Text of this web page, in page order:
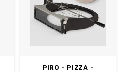
PIRO - PIZZA -